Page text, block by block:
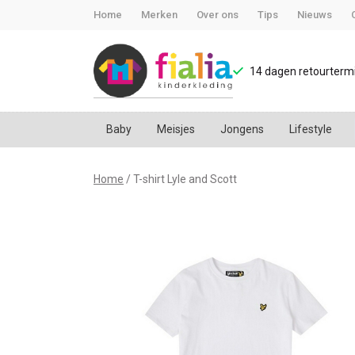
Home Merken Over ons Tips Nieuws
14 dagen
Baby Meisjes Jongens Lifestyle
Home T-shirt Lyle and Scott